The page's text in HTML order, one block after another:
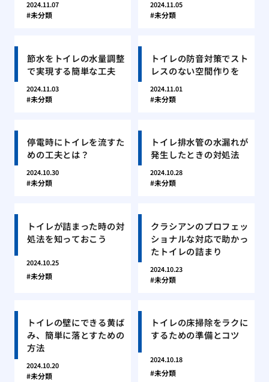
2024.11.07
未分類
2024.11.05
未分類
節水をトイレの水量調整
で実現する簡単な工夫
2024.11.03
未分類
トイレの防音対策でスト
レスのない空間作りを
2024.11.01
未分類
停電時にトイレを流すた
めの工夫とは？
2024.10.30
未分類
トイレ排水管の水漏れが
発生したときの対処法
2024.10.28
未分類
トイレが詰まった時の対
処法を知っておこう
2024.10.25
未分類
クラシアンのプロフェッ
ショナルな対応で助かっ
たトイレの詰まり
2024.10.23
未分類
トイレの壁にできる黄ば
み、簡単に落とすための
方法
2024.10.20
未分類
トイレの床掃除をラクに
するための準備とコツ
2024.10.18
未分類